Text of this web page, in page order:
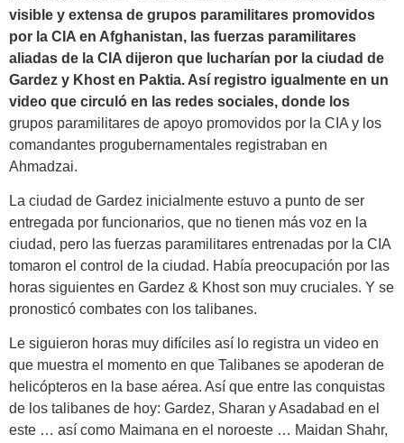
visible y extensa de grupos paramilitares promovidos
por la CIA en Afghanistan, las fuerzas paramilitares
aliadas de la CIA dijeron que lucharían por la ciudad de
Gardez y Khost en Paktia. Así registro igualmente en un
video que circuló en las redes sociales, donde los
grupos paramilitares de apoyo promovidos por la CIA y los
comandantes progubernamentales registraban en
Ahmadzai.
La ciudad de Gardez inicialmente estuvo a punto de ser
entregada por funcionarios, que no tienen más voz en la
ciudad, pero las fuerzas paramilitares entrenadas por la CIA
tomaron el control de la ciudad. Había preocupación por las
horas siguientes en Gardez & Khost son muy cruciales. Y se
pronosticó combates con los talibanes.
Le siguieron horas muy difíciles así lo registra un video en
que muestra el momento en que Talibanes se apoderan de
helicópteros en la base aérea. Así que entre las conquistas
de los talibanes de hoy: Gardez, Sharan y Asadabad en el
este … así como Maimana en el noroeste … Maidan Shahr,